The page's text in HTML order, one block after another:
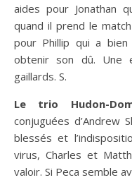
aides pour Jonathan
quand il prend le
pour Phillip qui a
obtenir son dû. Une
gaillards. S.
Le trio Hudon-
conjuguées d’Andrew
blessés et
virus, Charles et
valoir. Si Peca semble